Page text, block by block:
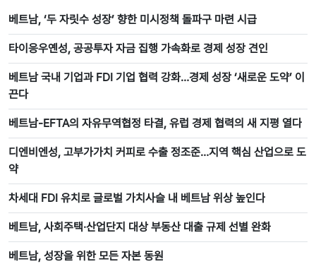
베트남, ‘두 자릿수 성장’ 향한 미시정책 돌파구 마련 시급
타이응우옌성, 공공투자 자금 집행 가속화로 경제 성장 견인
베트남 국내 기업과 FDI 기업 협력 강화…경제 성장 ‘새로운 도약’ 이
끈다
베트남-EFTA의 자유무역협정 타결, 유럽 경제 협력의 새 지평 열다
디엔비엔성, 고부가가치 커피로 수출 정조준…지역 핵심 산업으로 도
약
차세대 FDI 유치로 글로벌 가치사슬 내 베트남 위상 높인다
베트남, 사회주택·산업단지 대상 부동산 대출 규제 선별 완화
베트남, 성장을 위한 모든 자본 동원